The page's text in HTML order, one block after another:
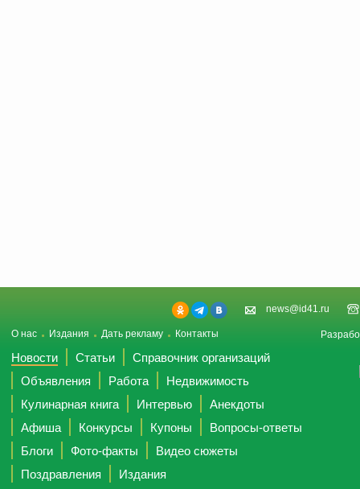
news@id41.ru
О нас Издания Дать рекламу Контакты
Новости Статьи
Справочник организаций
Объявления
Работа
Недвижимость
Кулинарная книга
Интервью
Анекдоты
Афиша
Конкурсы Купоны
Вопросы-ответы
Блоги
Фото-факты
Видео сюжеты
Поздравления
Издания